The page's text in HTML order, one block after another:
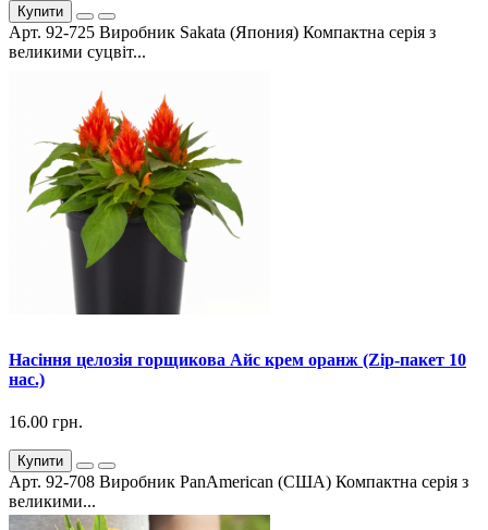
Купити
Арт. 92-725 Виробник Sakata (Япония) Компактна серія з
великими суцвіт...
Насіння целозія горщикова Айс крем оранж (Zip-пакет 10
нас.)
16.00 грн.
Купити
Арт. 92-708 Виробник PanAmerican (США) Компактна серія з
великими...